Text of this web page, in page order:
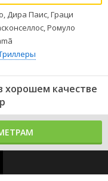
Дира Паис, Граци
Ромуло
хорошем качестве